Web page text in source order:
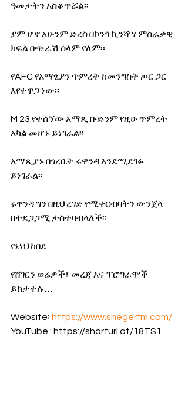
ዓመታትን አስቆጥሯል፡፡
ያም ሆኖ አሁንም ድረስ በኮንጎ ኪንሻሣ ምስራቃዊ
ክፍል በጭራሽ ሰላም የለም፡፡
የAFC የአማፂያን ጥምረት ከመንግስት ጦር ጋር
እየተዋጋ ነው፡፡
M 23 የተሰኘው አማጺ ቡድንም የዚሁ ጥምረት
አካል መሆኑ ይነገራል፡፡
አማጺያኑ በጎረቤት ሩዋንዳ እንደሚደገፉ
ይነገራል፡፡
ሩዋንዳ ግን በዚህ ረገድ የሚቀርብባትን ውንጀላ
በተደጋጋሚ ታስተባብላለች፡፡
የኔነህ ከበደ
የሸገርን ወሬዎች፣ መረጃ እና ፕሮግራሞች
ይከታተሉ…
Website፡ https://www.shegerfm.com/
YouTube : https://shorturl.at/18TS1